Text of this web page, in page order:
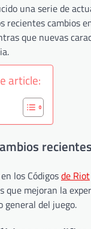
una serie de
recientes cambios
que nuevas
article:
en los Códigosde Riot
que mejoran la
del juego.